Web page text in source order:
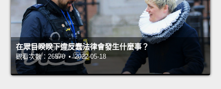
在眾目睽睽下違反蠢法律會發生什麼事？
觀看次數：26570 • 2022-05-18